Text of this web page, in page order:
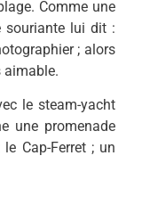
Comme une
souriante lui dit :
; alors
aimable.
le steam-yacht
une promenade
Cap-Ferret ; un